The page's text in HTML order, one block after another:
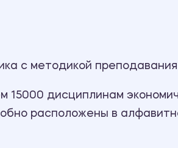
с методикой
дисциплинам
расположены в